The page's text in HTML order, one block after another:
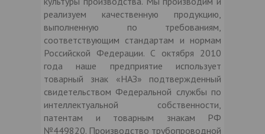
реализуем качественную продукцию,
выполненную по требованиям,
соответствующим стандартам и нормам
Российской Федерации. С октября 2010
года наше предприятие использует
товарный знак «НАЗ» подтвержденный
свидетельством Федеральной службы по
интеллектуальной собственности,
патентам и товарным знакам РФ
№449820. Производство трубопроводной